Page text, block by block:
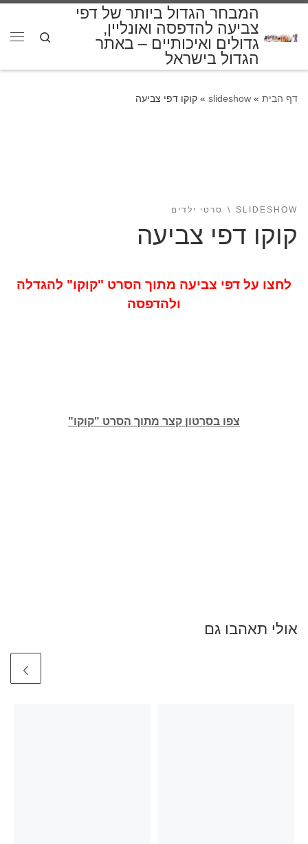
המבחר הגדול ביותר של דפי
צביעה להדפסה ואונליין,
גדולים ואיכותיים – באתר
הגדול בישראל
Search
דף הבית »
slideshow
» קוקו דפי צביעה
SLIDESHOW סרטי ילדים
קוקו דפי צביעה
לחצו על דפי צביעה מתוך הסרט "קוקו" להגדלה
ולהדפסה
צפו בסרטון קצר מתוך הסרט "קוקו"
אולי תאהבו גם